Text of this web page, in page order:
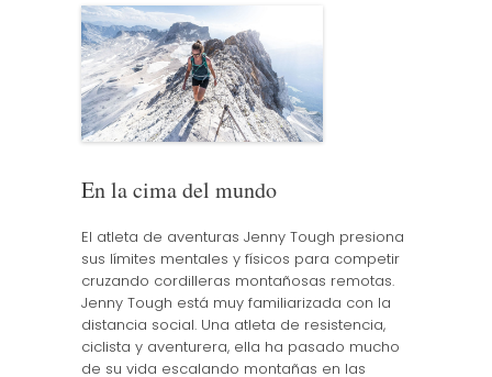
En la cima del mundo
El atleta de aventuras Jenny Tough presiona
sus límites mentales y físicos para competir
cruzando cordilleras montañosas remotas.
Jenny Tough está muy familiarizada con la
distancia social. Una atleta de resistencia,
ciclista y aventurera, ella ha pasado mucho
de su vida escalando montañas en las